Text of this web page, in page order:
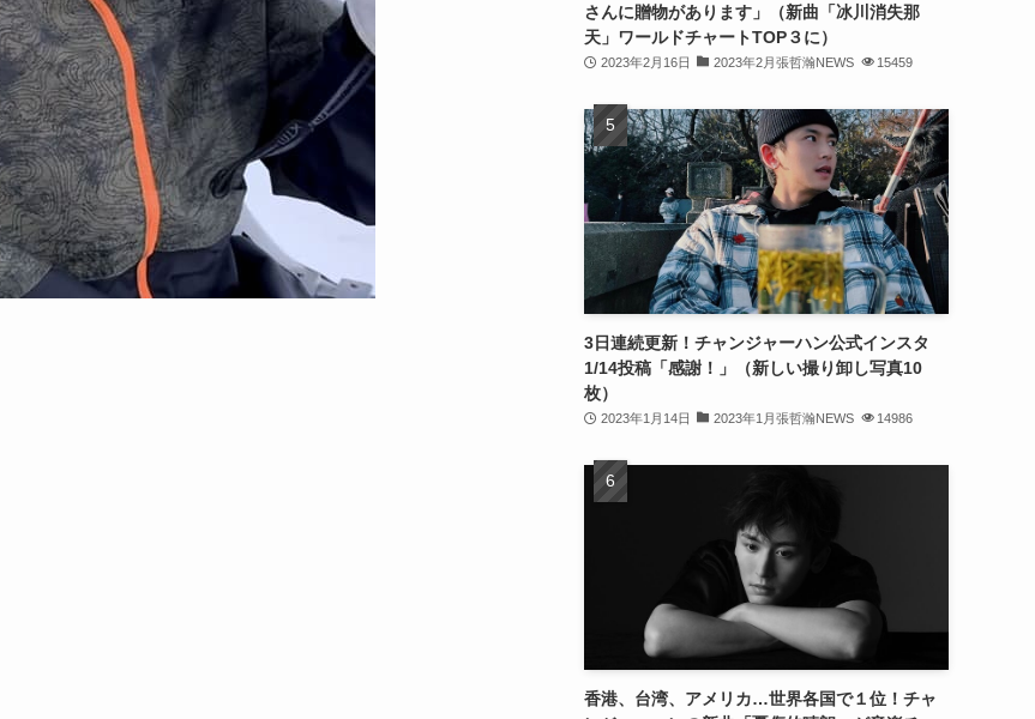
(28)
(32)
(31)
(30)
(32)
(30)
(32)
(32)
(26)
(23)
(13)
(8)
さんに贈物があります」（新曲「冰川消失那
天」ワールドチャートTOP３に）
2023年2月16日 2023年2月張哲瀚NEWS 15459
3日連続更新！チャンジャーハン公式インスタ
1/14投稿「感謝！」（新しい撮り卸し写真10
枚）
2023年1月14日 2023年1月張哲瀚NEWS 14986
香港、台湾、アメリカ…世界各国で１位！チャ